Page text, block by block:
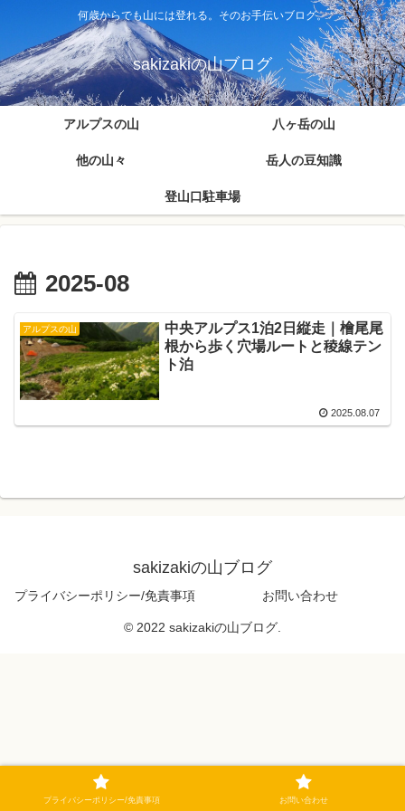
何歳からでも山には登れる。そのお手伝いブログ。
sakizakiの山ブログ
アルプスの山 八ヶ岳の山
他の山々 岳人の豆知識
登山口駐車場
2025-08
アルプスの山
中央アルプス1泊2日縦走｜檜尾尾
根から歩く穴場ルートと稜線テン
ト泊
2025.08.07
sakizakiの山ブログ
プライバシーポリシー/免責事項 お問い合わせ
© 2022 sakizakiの山ブログ.
プライバシーポリシー/免責事項 お問い合わせ